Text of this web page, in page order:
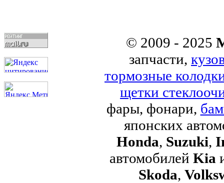
© 2009 - 2025
запчасти,
тормозные
щетки
фары, фонари,
японских
Honda, Suzuki,
автомобилей Kia
Skoda,